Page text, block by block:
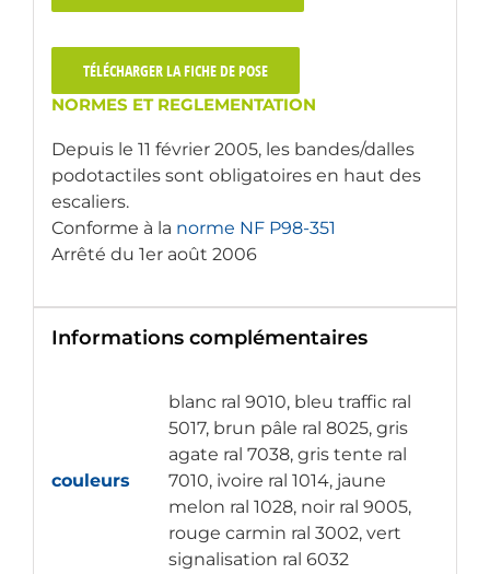
TÉLÉCHARGER LA FICHE DE POSE
NORMES ET REGLEMENTATION
Depuis le 11 février 2005, les bandes/dalles
podotactiles sont obligatoires en haut des
escaliers.
Conforme à la norme NF P98-351
Arrêté du 1er août 2006
Informations complémentaires
couleurs
blanc ral 9010, bleu traffic ral
5017, brun pâle ral 8025, gris
agate ral 7038, gris tente ral
7010, ivoire ral 1014, jaune
melon ral 1028, noir ral 9005,
rouge carmin ral 3002, vert
signalisation ral 6032